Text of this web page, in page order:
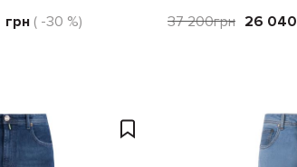
грн ( -30 %)
37 200грн 26 040